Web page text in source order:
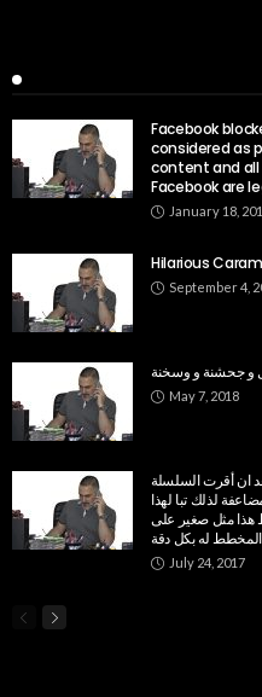
Facebook
considered as
content and
Facebook are
January 18,
Hilarious
September 4,
و جحشنة و وسخنة
May 7, 2018
ان أقرت السلسلة
لذلك تبا لهذا
هذا مثل صغير على
المخطط له بكل دقة
July 24, 2017